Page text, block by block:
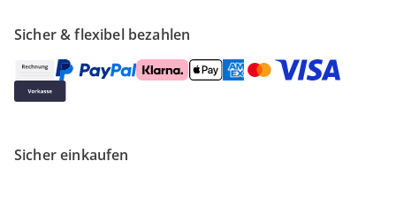
Sicher & flexibel bezahlen
Sicher einkaufen